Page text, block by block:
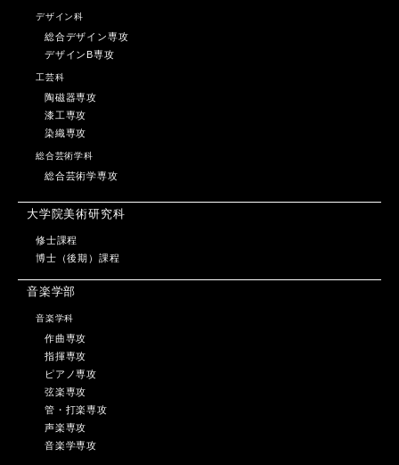
デザイン科
総合デザイン専攻
デザインB専攻
工芸科
陶磁器専攻
漆工専攻
染織専攻
総合芸術学科
総合芸術学専攻
大学院美術研究科
修士課程
博士（後期）課程
音楽学部
音楽学科
作曲専攻
指揮専攻
ピアノ専攻
弦楽専攻
管・打楽専攻
声楽専攻
音楽学専攻